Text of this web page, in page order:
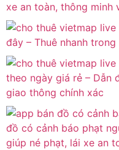
xe an toàn, thông minh
đây – Thuê nhanh
theo ngày giá rẻ – Dẫn
giao thông chính xác
đồ có cảnh báo phạt
giúp né phạt, lái xe an